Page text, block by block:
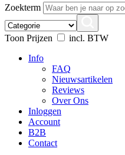
Zoekterm
Toon Prijzen
incl. BTW
Info
FAQ
Nieuwsartikelen
Reviews
Over Ons
Inloggen
Account
B2B
Contact